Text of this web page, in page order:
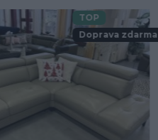
TOP
Doprava zdarma